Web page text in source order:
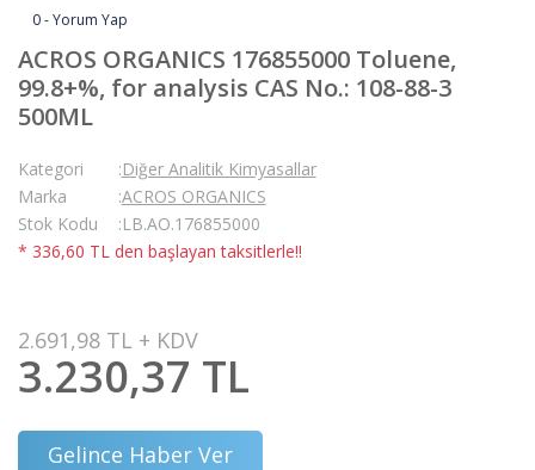
0 - Yorum Yap
ACROS ORGANICS 176855000 Toluene,
99.8+%, for analysis CAS No.: 108-88-3
500ML
Kategori
Diğer Analitik Kimyasallar
Marka
ACROS ORGANICS
Stok Kodu
LB.AO.176855000
* 336,60 TL den başlayan taksitlerle!!
2.691,98 TL + KDV
3.230,37 TL
Gelince Haber Ver